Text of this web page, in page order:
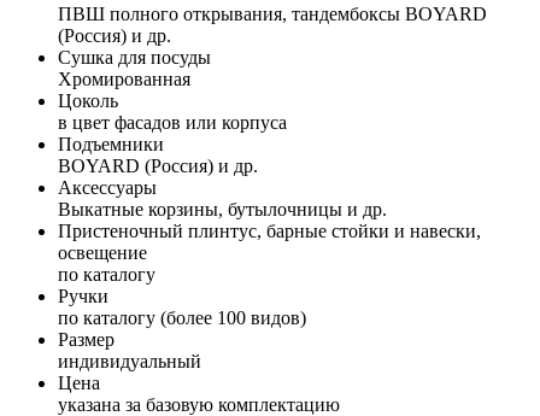
ПВШ полного открывания, тандембоксы BOYARD
(Россия) и др.
Сушка для посуды
Хромированная
Цоколь
в цвет фасадов или корпуса
Подъемники
BOYARD (Россия) и др.
Аксессуары
Выкатные корзины, бутылочницы и др.
Пристеночный плинтус, барные стойки и навески,
освещение
по каталогу
Ручки
по каталогу (более 100 видов)
Размер
индивидуальный
Цена
указана за базовую комплектацию